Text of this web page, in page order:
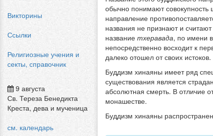
Викторины
Ссылки
Религиозные учения и
секты, справочник
9 августа
Св. Тереза Бенедикта
Креста, дева и мученица
см. календарь
обычно понимают
направление
названия не признают и
название тхеравада, по имени
непосредственно восходит к
далеко отошел от своих истоков.
Буддизм хинаяны имеет ряд
существования является
абсолютная смерть. В отличие
монашестве.
Буддизм хинаяны